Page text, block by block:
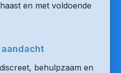
en met voldoende
behulpzaam en